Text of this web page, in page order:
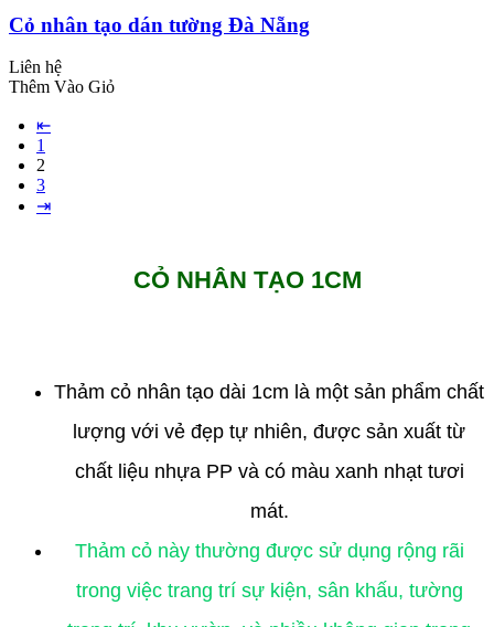
Cỏ nhân tạo dán tường Đà Nẵng
Liên hệ
Thêm Vào Giỏ
⇤
1
2
3
⇥
CỎ NHÂN TẠO 1CM
Thảm cỏ nhân tạo dài 1cm là một sản phẩm chất
lượng với vẻ đẹp tự nhiên, được sản xuất từ
chất liệu nhựa PP và có màu xanh nhạt tươi
mát.
Thảm cỏ này thường được sử dụng rộng rãi
trong việc trang trí sự kiện, sân khấu, tường